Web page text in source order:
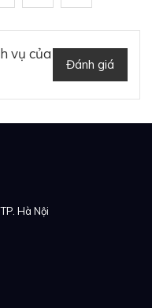
vụ của
Đánh giá
Hà Nội